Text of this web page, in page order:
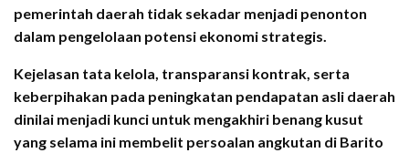
pemerintah daerah tidak sekadar menjadi penonton
dalam pengelolaan potensi ekonomi strategis.
Kejelasan tata kelola, transparansi kontrak, serta
keberpihakan pada peningkatan pendapatan asli daerah
dinilai menjadi kunci untuk mengakhiri benang kusut
yang selama ini membelit persoalan angkutan di Barito